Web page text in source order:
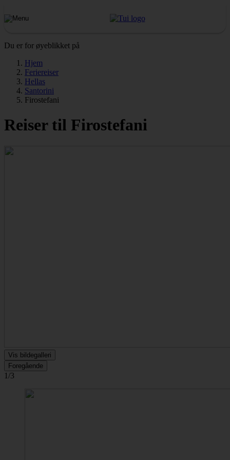
Du er for øyeblikket på
Hjem
Feriereiser
Hellas
Santorini
Firostefani
Reiser til Firostefani
Vis bildegalleri
Foregående
1/3